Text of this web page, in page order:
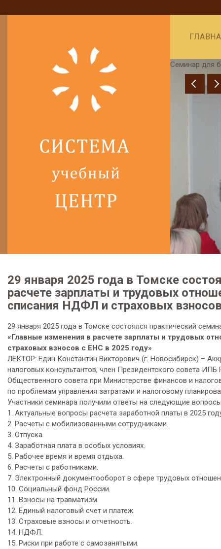
для бухгалтеров, Томск
29 января 2025 года в Томске
расчете зарплаты и трудовых
списания НДФЛ и страховых
29 января 2025 года в Томске состоялся практический
«Главные изменения в расчете зарплаты и трудовых
страховых взносов с ЕНС в 2025 году»
ЛЕКТОР: Един Константин Викторович (г. Новосибирск) –
налоговых консультантов, член Президентского совета
Общественного совета при Министерстве финансов и
по проблемам управления затратами и налоговому
Участники семинара получили ответы на следующие
1. Актуальные вопросы расчета заработной платы в 2025
2. Расчеты с мобилизованными сотрудниками.
3. Отпуска.
4. Заработная плата в особых условиях.
5. Рабочее время и время отдыха.
6. Расчеты с работниками.
7. Электронный документооборот в сфере трудовых
10. Социальный фонд России.
11. Взносы на травматизм.
12. Единый налоговый счет и платеж.
13. Страховые взносы и отчетность.
14. НДФЛ.
15. Риски при работе с самозанятыми.